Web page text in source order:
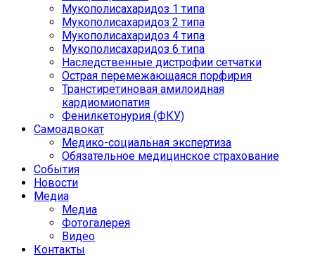
Мукополисахаридоз 1 типа
Мукополисахаридоз 2 типа
Мукополисахаридоз 4 типа
Мукополисахаридоз 6 типа
Наследственные дистрофии сетчатки
Острая перемежающаяся порфирия
Транстиретиновая амилоидная
кардиомиопатия
Фенилкетонурия (ФКУ)
Самоадвокат
Медико-социальная экспертиза
Обязательное медицинское страхование
События
Новости
Медиа
Медиа
Фотогалерея
Видео
Контакты